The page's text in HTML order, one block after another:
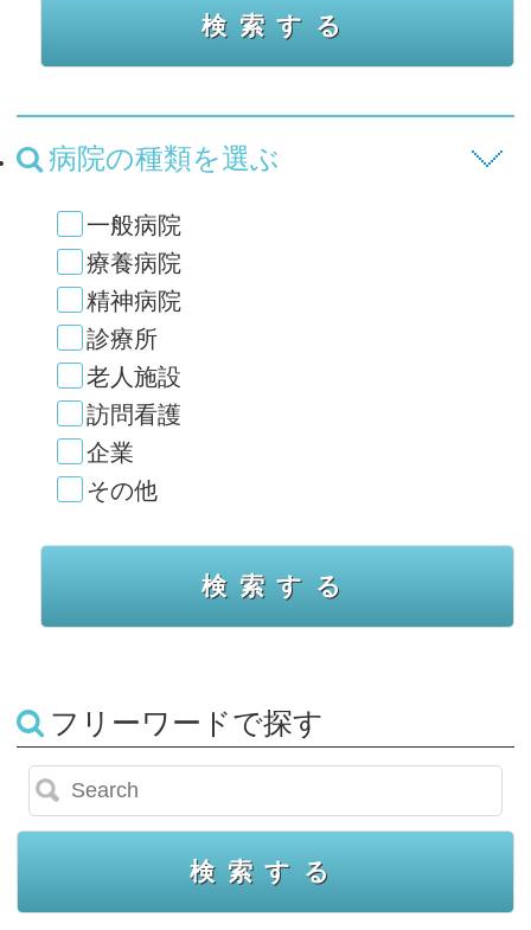
病院の種類を選ぶ
一般病院
療養病院
精神病院
診療所
老人施設
訪問看護
企業
その他
フリーワードで探す